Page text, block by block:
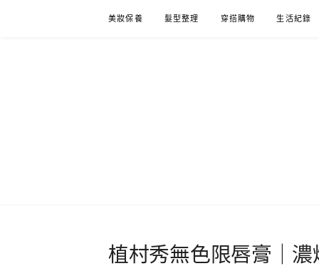
美妝保養 髮型整理 穿搭購物 生活紀錄
植村秀無色限唇膏｜